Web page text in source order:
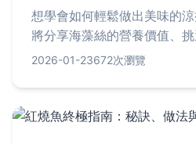
想學會如何輕鬆做出美味的
將分享海藻絲的營養價值、
意變化，並解答常見疑問，幫
2026-01-23672次瀏覽